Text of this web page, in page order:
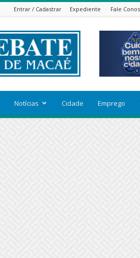
Entrar / Cadastrar Expediente Fale
Notícias Cidade Emprego